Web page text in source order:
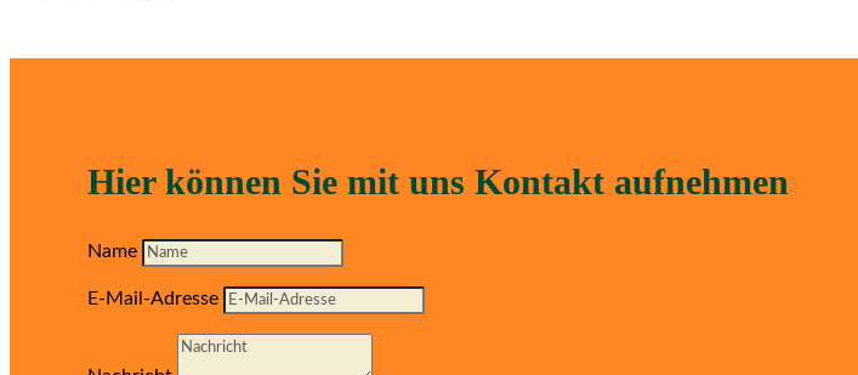
Hier können Sie mit uns Kontakt aufnehmen
Name
E-Mail-Adresse